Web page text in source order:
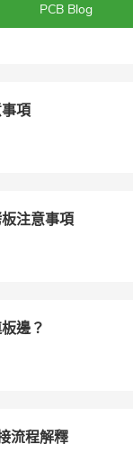
PCB Blog
項
注意事項
邊？
流程解釋